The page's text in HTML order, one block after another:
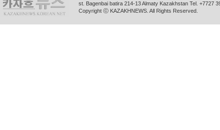
st. Bagenbai batira 214-13 Almaty Kazakhstan Tel. +7727
Copyright ⓒ KAZAKHNEWS. All Rights Reserved.